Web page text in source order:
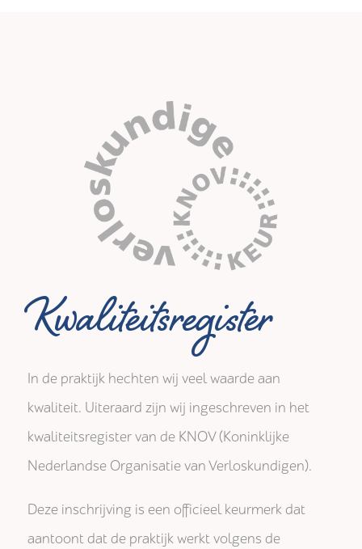
Kwaliteitsregister
In de praktijk hechten wij veel waarde aan
kwaliteit. Uiteraard zijn wij ingeschreven in het
kwaliteitsregister van de KNOV (Koninklijke
Nederlandse Organisatie van Verloskundigen).
Deze inschrijving is een officieel keurmerk dat
aantoont dat de praktijk werkt volgens de